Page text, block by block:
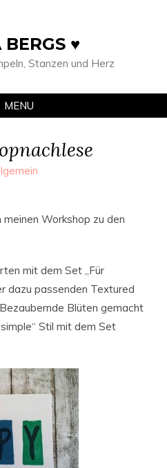
♥
Stanzen und Herz
MENU
Workshop zu den
mit dem Set „Für
dazu passenden Textured
Blüten gemacht
Stil mit dem Set